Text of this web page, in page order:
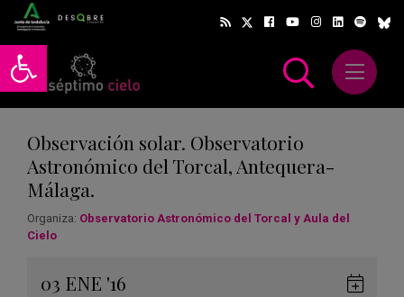
Abrir barra de herramientas
Abrir
Observación solar. Observatorio
Astronómico del Torcal, Antequera-
Málaga.
Organiza: Observatorio Astronómico del Torcal y Aula del
Cielo
03 ENE '16